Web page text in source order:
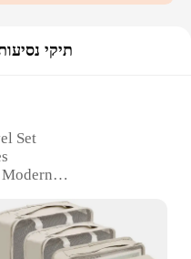
תיקי
Set
Lightweight
Resistant and